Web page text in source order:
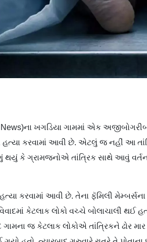
News)ના ખગડિયા ગામમાં એક
હત્યા કરવામાં આવી છે. એટલું જ નહીં આ
થયું કે ગ્રામજનોએ તાંત્રિક સાથે આવું વર્તન
કરવામાં આવી છે. તેના ફૅમિલી
કેટલાક લોકો વચ્ચે બોલાચાલી થઈ
ગામના જ કેટલાક લોકોએ તાંત્રિકને ઢોર